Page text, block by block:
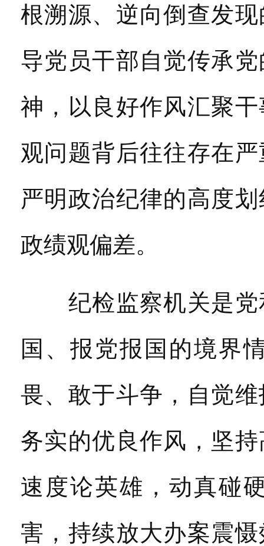
根溯源、逆向倒查发
导党员干部自觉传承
神，以良好作风汇聚
观问题背后往往存在
严明政治纪律的高度
政绩观偏差。
纪检监察机关是党
国、报党报国的境界
畏、敢于斗争，自觉
务实的优良作风，坚
速度论英雄，动真碰
害，持续放大办案震